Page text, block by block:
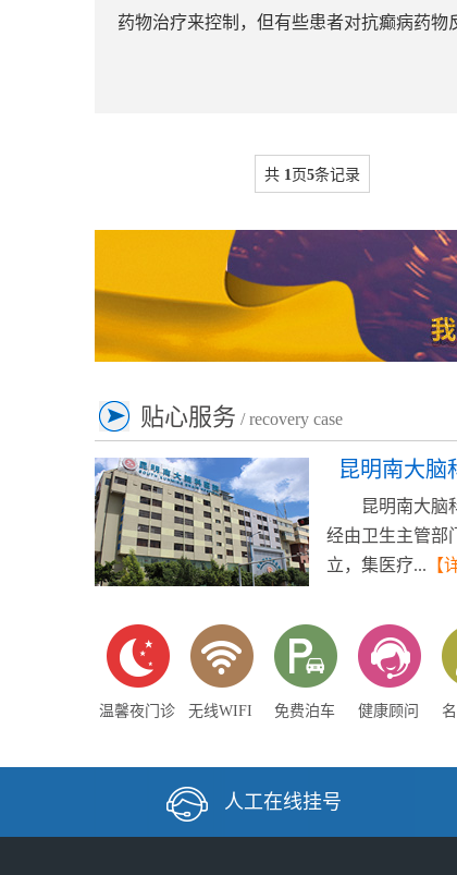
药物治疗来控制，但有些患者对抗癫病药物
共 1页5条记录
贴心服务 / recovery case
昆明南大脑
昆明南大脑
经由卫生主管部
立，集医疗... 【
温馨夜门诊 无线WIFI 免费泊车 健康顾问
人工在线挂号